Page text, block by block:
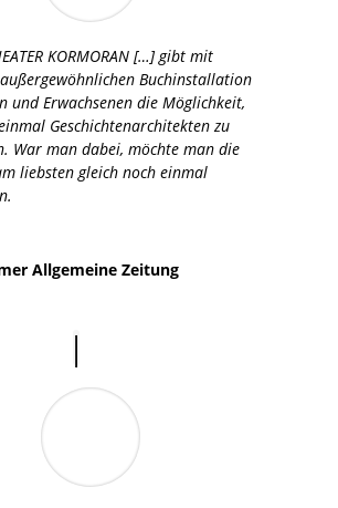
KORMORAN […] gibt mit
Buchinstallation
und Erwachsenen die Möglichkeit,
Geschichtenarchitekten zu
War man dabei, möchte man die
liebsten gleich noch einmal
Allgemeine Zeitung